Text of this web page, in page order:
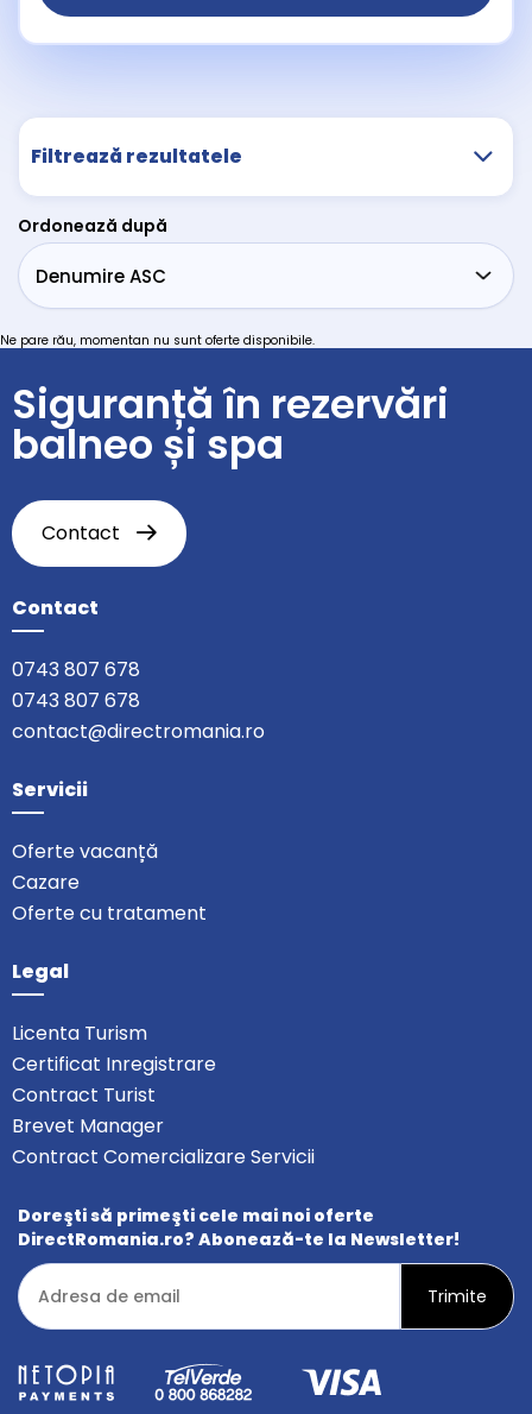
Filtrează rezultatele
Ordonează după
Ne pare rău, momentan nu sunt oferte disponibile.
Siguranță în rezervări
balneo și spa
Contact
Contact
0743 807 678
0743 807 678
contact@directromania.ro
Servicii
Oferte vacanță
Cazare
Oferte cu tratament
Legal
Licenta Turism
Certificat Inregistrare
Contract Turist
Brevet Manager
Contract Comercializare Servicii
Doreşti să primeşti cele mai noi oferte
DirectRomania.ro? Abonează-te la Newsletter!